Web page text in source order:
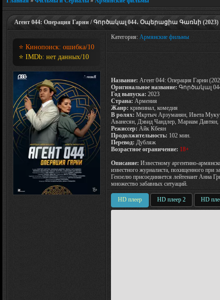
Агент 044: Операция Гарни / Գործակալ 044․ Օպերացիա Գառնի (2023)
⭐ Кинопоиск: ошибка/10
⭐ IMDb: нет данных/10
Категория: Армянские фильмы
Название: Агент 044: Операция Гарни
Оригинальное название: Գործակալ
Год выпуска: 2023
Страна: Армения
Жанр: криминал, комедия
В ролях: Мкртыч Арзуманян, Ивета
Аванесян, Дэвид Чандлер, Мариам
Режиссер: Айк Кбеян
Продолжительность: 102 мин.
Перевод: Дубляж
Возрастное ограничение: 18+
Описание: Известному аргентино-
известного журналиста, похищенного при
Гензелю присоединяется лейтенант Анна
множество забавных ситуаций.
HD плеер HD плеер 2 HD